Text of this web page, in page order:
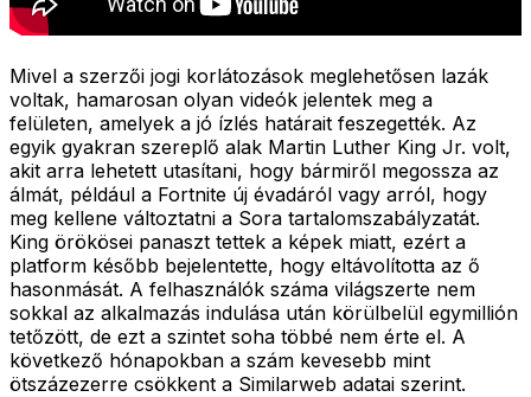
Mivel a szerzői jogi korlátozások meglehetősen lazák
voltak, hamarosan olyan videók jelentek meg a
felületen, amelyek a jó ízlés határait feszegették. Az
egyik gyakran szereplő alak Martin Luther King Jr. volt,
akit arra lehetett utasítani, hogy bármiről megossza az
álmát, például a Fortnite új évadáról vagy arról, hogy
meg kellene változtatni a Sora tartalomszabályzatát.
King örökösei panaszt tettek a képek miatt, ezért a
platform később bejelentette, hogy eltávolította az ő
hasonmását. A felhasználók száma világszerte nem
sokkal az alkalmazás indulása után körülbelül egymillión
tetőzött, de ezt a szintet soha többé nem érte el. A
következő hónapokban a szám kevesebb mint
ötszázezerre csökkent a Similarweb adatai szerint.